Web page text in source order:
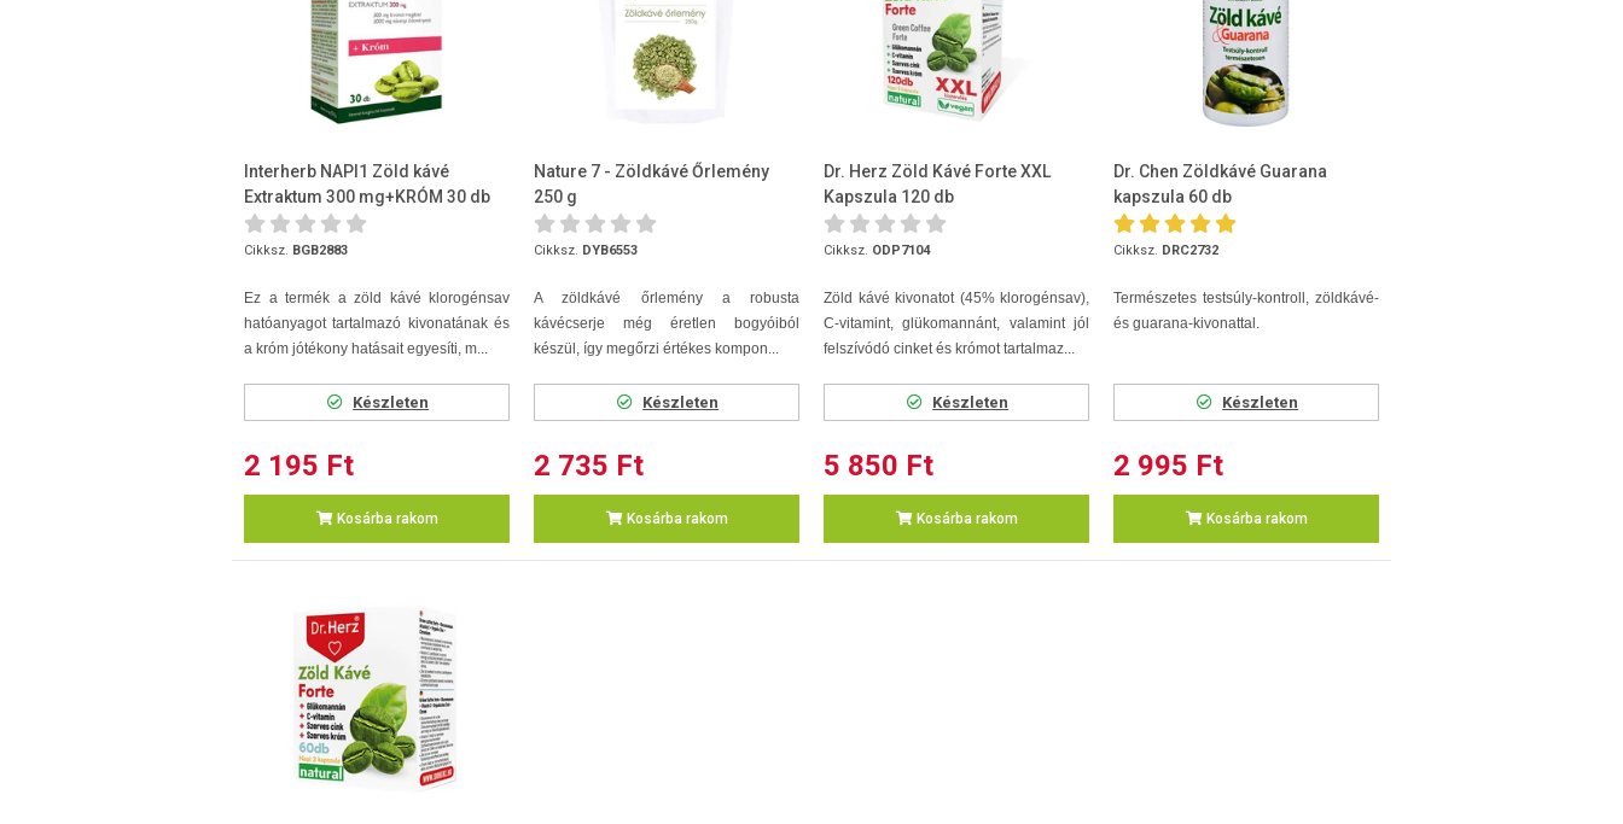
Interherb NAPI1 Zöld kávé
Extraktum 300 mg+KRÓM 30 db
Cikksz. BGB2883
Ez a termék a zöld kávé klorogénsav
hatóanyagot tartalmazó kivonatának és
a króm jótékony hatásait egyesíti, m...
Készleten
2 195 Ft
Kosárba rakom
Nature 7 - Zöldkávé Őrlemény
250 g
Cikksz. DYB6553
A zöldkávé őrlemény a robusta
kávécserje még éretlen bogyóiból
készül, így megőrzi értékes kompon...
Készleten
2 735 Ft
Kosárba rakom
Dr. Herz Zöld Kávé Forte XXL
Kapszula 120 db
Cikksz. ODP7104
Zöld kávé kivonatot (45% klorogénsav),
C-vitamint, glükomannánt, valamint jól
felszívódó cinket és krómot tartalmaz...
Készleten
5 850 Ft
Kosárba rakom
Dr. Chen Zöldkávé Guarana
kapszula 60 db
Cikksz. DRC2732
Természetes testsúly-kontroll, zöldkávé-
és guarana-kivonattal.
Készleten
2 995 Ft
Kosárba rakom